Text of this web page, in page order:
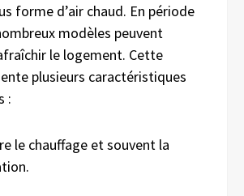
forme d’air chaud. En période
modèles peuvent
le logement. Cette
plusieurs caractéristiques
:
le chauffage et souvent la